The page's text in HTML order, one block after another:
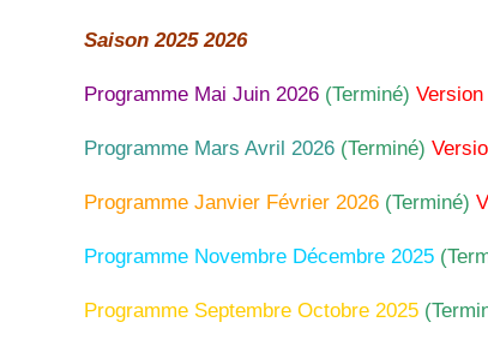
Saison 2025 2026
Programme Mai Juin 2026 (Terminé)
Programme Mars Avril 2026 (Terminé)
Programme Janvier Février 2026 (Terminé)
Programme Novembre Décembre 2025
Programme Septembre Octobre 2025